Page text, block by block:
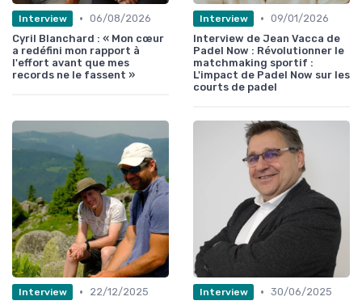
Interview • 06/08/2026
Cyril Blanchard : « Mon cœur
a redéfini mon rapport à
l'effort avant que mes
records ne le fassent »
Interview • 09/01/2026
Interview de Jean Vacca de
Padel Now : Révolutionner le
matchmaking sportif :
L'impact de Padel Now sur les
courts de padel
Interview •
22/12/2025
Interview • 30/06/2025